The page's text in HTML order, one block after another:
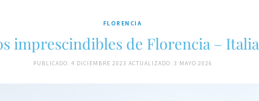
FLORENCIA
imprescindibles de Florencia – Italia
PUBLICADO: 4 DICIEMBRE 2023 ACTUALIZADO: 3 MAYO 2026